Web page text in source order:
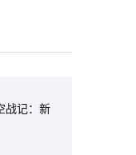
战记：新